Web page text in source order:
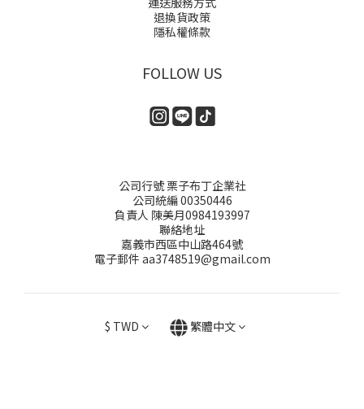
退換貨政策
隱私權條款
FOLLOW US
公司行號 栗子布丁企業社
公司統編 00350446
負責人 陳美月0984193997
聯絡地址
嘉義市西區中山路464號
電子郵件 aa3748519@gmail.com
$ TWD 繁體中文